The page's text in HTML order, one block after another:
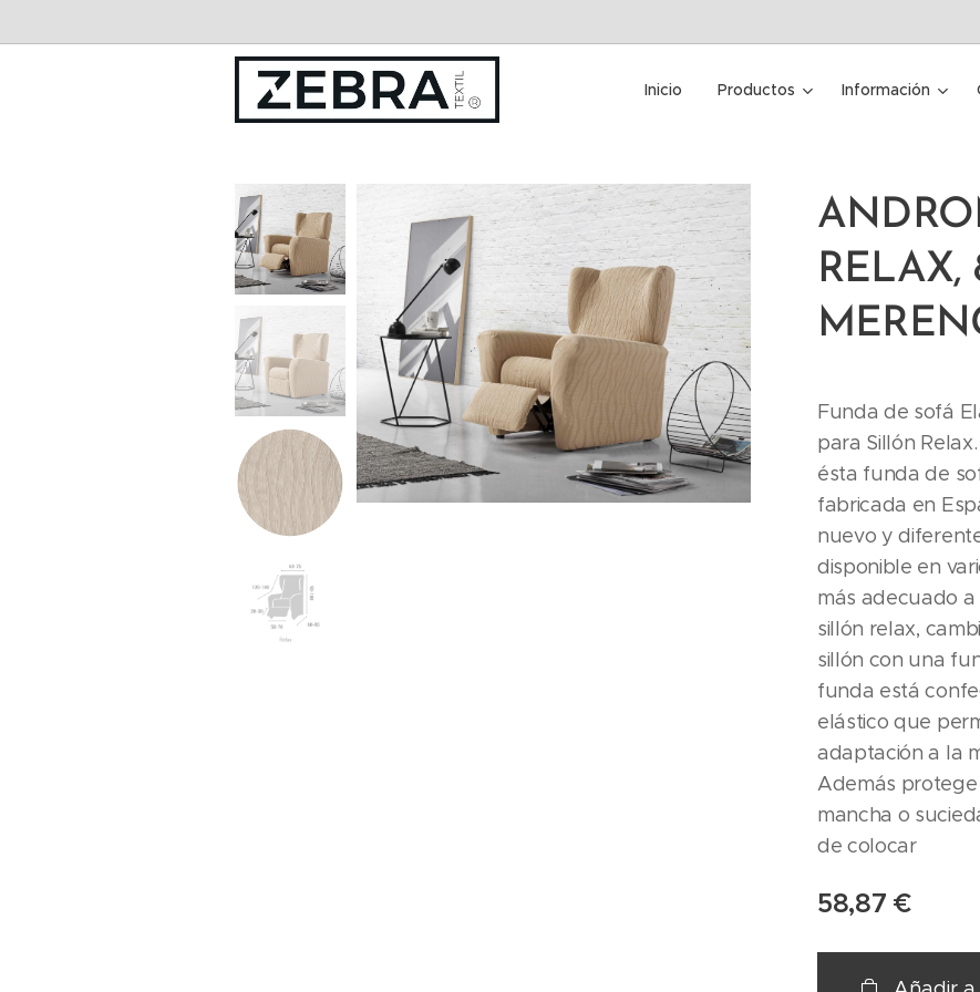
Inicio Productos Información
RELAX,
Funda de sofá
para Sillón
ésta funda de
fabricada en
nuevo y
disponible en
más adecuado
sillón relax,
sillón con una
funda está
elástico que
adaptación a la
Además
mancha o
de colocar
58,87 €